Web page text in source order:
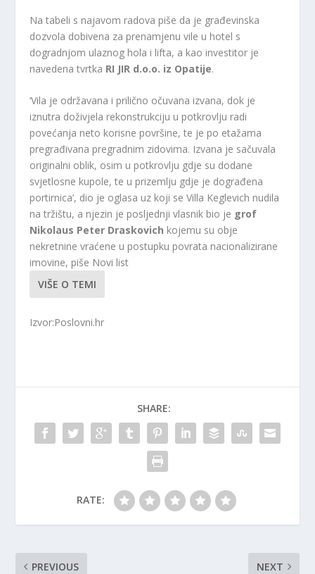
Na tabeli s najavom radova piše da je građevinska
dozvola dobivena za prenamjenu vile u hotel s
dogradnjom ulaznog hola i lifta, a kao investitor je
navedena tvrtka RI JIR d.o.o. iz Opatije.
‘Vila je održavana i prilično očuvana izvana, dok je
iznutra doživjela rekonstrukciju u potkrovlju radi
povećanja neto korisne površine, te je po etažama
pregrađivana pregradnim zidovima. Izvana je sačuvala
originalni oblik, osim u potkrovlju gdje su dodane
svjetlosne kupole, te u prizemlju gdje je dograđena
portirnica’, dio je oglasa uz koji se Villa Keglevich nudila
na tržištu, a njezin je posljednji vlasnik bio je grof
Nikolaus Peter Draskovich kojemu su obje
nekretnine vraćene u postupku povrata nacionalizirane
imovine, piše Novi list
VIŠE O TEMI
Izvor:Poslovni.hr
SHARE:
RATE:
PREVIOUS NEXT